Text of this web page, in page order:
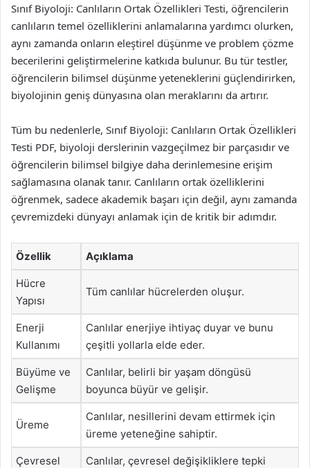
Sınıf Biyoloji: Canlıların Ortak Özellikleri Testi, öğrencilerin
canlıların temel özelliklerini anlamalarına yardımcı olurken,
aynı zamanda onların eleştirel düşünme ve problem çözme
becerilerini geliştirmelerine katkıda bulunur. Bu tür testler,
öğrencilerin bilimsel düşünme yeteneklerini güçlendirirken,
biyolojinin geniş dünyasına olan meraklarını da artırır.
Tüm bu nedenlerle, Sınıf Biyoloji: Canlıların Ortak Özellikleri
Testi PDF, biyoloji derslerinin vazgeçilmez bir parçasıdır ve
öğrencilerin bilimsel bilgiye daha derinlemesine erişim
sağlamasına olanak tanır. Canlıların ortak özelliklerini
öğrenmek, sadece akademik başarı için değil, aynı zamanda
çevremizdeki dünyayı anlamak için de kritik bir adımdır.
Özellik Açıklama
Hücre
Yapısı
Tüm canlılar hücrelerden oluşur.
Enerji
Kullanımı
Canlılar enerjiye ihtiyaç duyar ve bunu
çeşitli yollarla elde eder.
Büyüme ve
Gelişme
Canlılar, belirli bir yaşam döngüsü
boyunca büyür ve gelişir.
Üreme
Canlılar, nesillerini devam ettirmek için
üreme yeteneğine sahiptir.
Çevresel
Canlılar, çevresel değişikliklere tepki